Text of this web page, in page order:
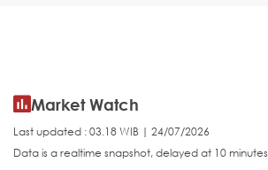
Market Watch
Last updated : 03.18 WIB | 24/07/2026
Data is a realtime snapshot, delayed at 10 minutes